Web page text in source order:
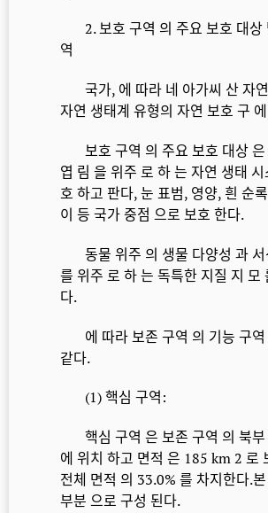
2. 보호 구역 의 주요 보호 대상
역
국가, 에 따라 네 아가씨 산 자
자연 생태계 유형의 자연 보호 구
보호 구역 의 주요 보호 대상 은
엽 림 을 위주 로 하 는 자연 생태
호 하고 판다, 눈 표범, 영양, 흰 순
이 등 국가 중점 으로 보호 한다.
동물 위주 의 생물 다양성 과 서
를 위주 로 하 는 독특한 지질 지 모
다.
에 따라 보존 구역 의 기능 구역
같다.
(1) 핵심 구역:
핵심 구역 은 보존 구역 의 북부
에 위치 하고 면적 은 185 km 2 로
전체 면적 의 33.0% 를 차지한다.
부분 으로 구성 된다.